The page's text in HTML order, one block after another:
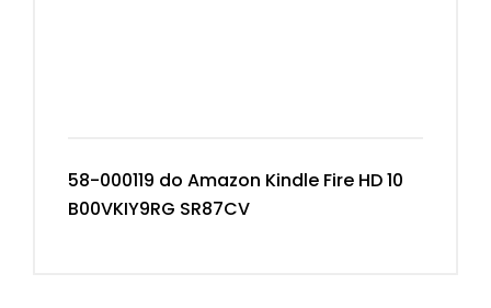
58-000119 do Amazon Kindle Fire HD 10
B00VKIY9RG SR87CV